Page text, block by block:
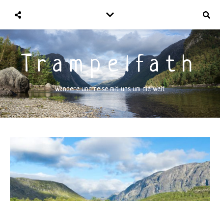
Trampelfath
Wandere und reise mit uns um die Welt